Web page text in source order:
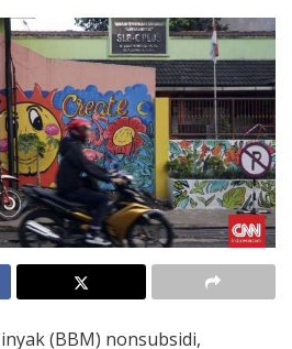
(BBM) nonsubsidi,